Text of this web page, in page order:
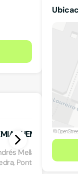
THEMA
Mellado 2, 2º D,
Pontevedra